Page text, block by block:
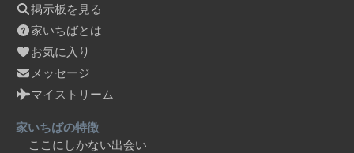
掲示板を見る
家いちばとは
お気に入り
メッセージ
マイストリーム
家いちばの特徴
ここにしかない出会い